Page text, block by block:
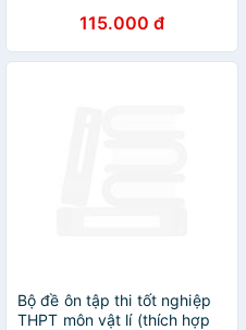
KHTN (HA)115.000 đ
Bộ đề ôn tập thi tốt nghiệp
THPT môn vật lí (thích hợp